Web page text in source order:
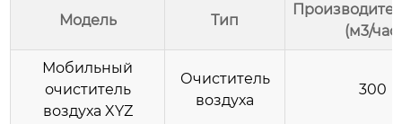
Модель Тип
(м3/час)
Мобильный
очиститель
воздуха XYZ
Очиститель
воздуха
300